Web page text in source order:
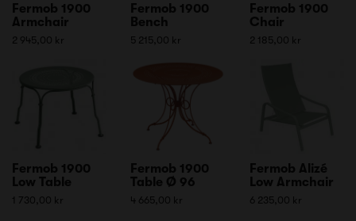
Fermob 1900
Armchair
2 945,00 kr
Fermob 1900
Bench
5 215,00 kr
Fermob 1900
Chair
2 185,00 kr
Fermob 1900
Low Table
1 730,00 kr
Fermob 1900
Table Ø 96
4 665,00 kr
Fermob Alizé
Low Armchair
6 235,00 kr